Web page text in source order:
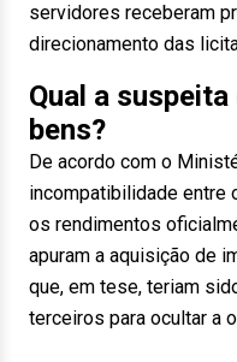
servidores receberam
direcionamento das
Qual a
bens?
De acordo com o
incompatibilidade entre
os rendimentos
apuram a aquisição de
que, em tese, teriam
terceiros para ocultar a